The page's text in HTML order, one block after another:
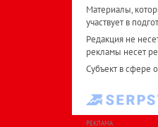
Материалы,
участвует в
Редакция не
рекламы несет
Субъект в сфере
РЕКЛАМА